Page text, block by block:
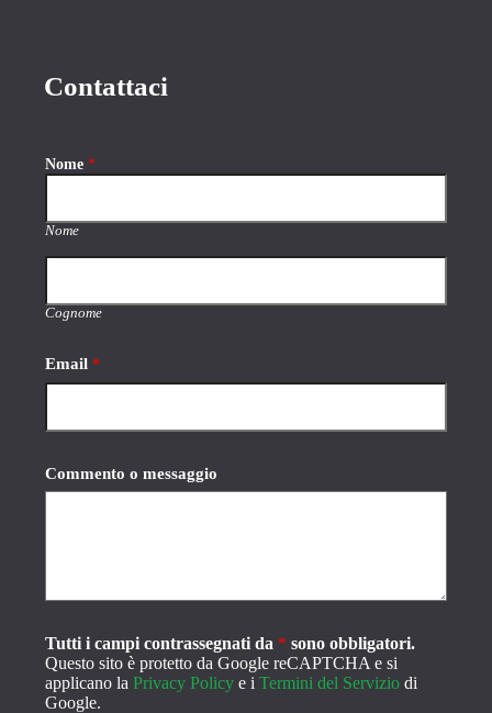
Contattaci
Nome *
Nome
Cognome
Email *
m
e
i
C
o
n
d
Commento o messaggio
Tutti i campi contrassegnati da * sono obbligatori.
Questo sito è protetto da Google reCAPTCHA e si
applicano laPrivacy Policy e iTermini del Servizio di
Google.